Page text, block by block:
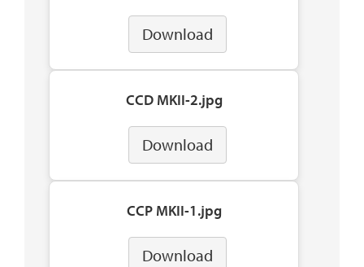
Download
CCD MKII-2.jpg
Download
CCP MKII-1.jpg
Download